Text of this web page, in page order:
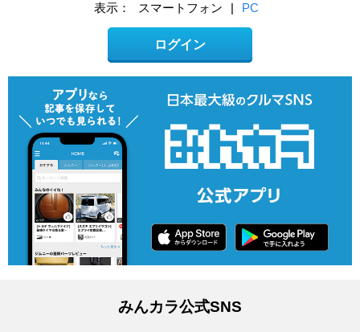
表示： スマートフォン | PC
ログイン
みんカラ公式SNS